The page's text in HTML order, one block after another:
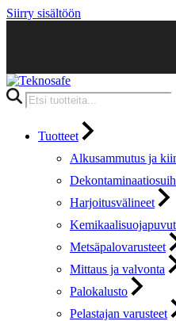
Siirry sisältöön
Products
search
Tuotteet
Alkusammutus ja
Harjoitusvälineet
Kemikaalisuojapuvut
Metsäpalovarusteet
Mittaus ja valvonta
Palokalusto
Pelastajan varusteet